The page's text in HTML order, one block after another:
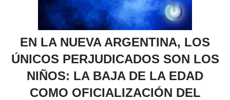
EN LA NUEVA ARGENTINA, LOS
ÚNICOS PERJUDICADOS SON LOS
NIÑOS: LA BAJA DE LA EDAD
COMO OFICIALIZACIÓN DEL